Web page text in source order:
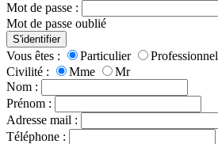
Mot de passe :
Mot de passe oublié
S'identifier
Vous êtes : Particulier
Professionnel
Civilité :
Mme
Mr
Nom :
Prénom :
Adresse mail :
Téléphone :